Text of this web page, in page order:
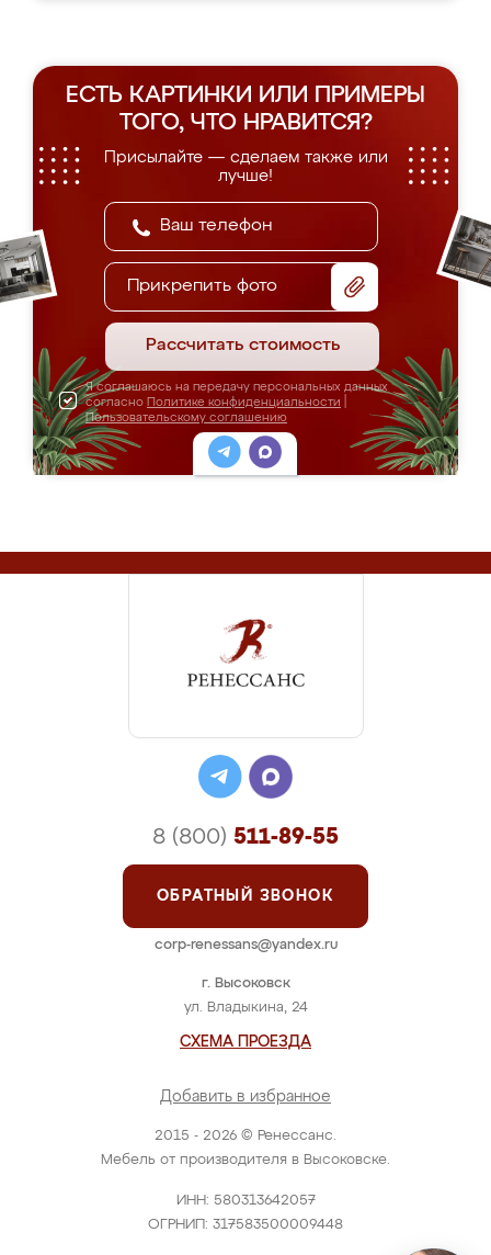
ЕСТЬ КАРТИНКИ ИЛИ ПРИМЕРЫ
ТОГО, ЧТО НРАВИТСЯ?
Присылайте — сделаем также или
лучше!
Прикрепить фото
Рассчитать стоимость
Я соглашаюсь на передачу персональных данных
согласно Политике конфиденциальности
Пользовательскому соглашению
2015 - 2026 © Ренессанс.
Мебель от производителя в Высоковске.
ИНН: 580313642057
ОГРНИП: 317583500009448
г. Высоковск
ул. Владыкина, 24
СХЕМА ПРОЕЗДА
Добавить в избранное
8 (800) 511-89-55
ОБРАТНЫЙ ЗВОНОК
corp-renessans@yandex.ru